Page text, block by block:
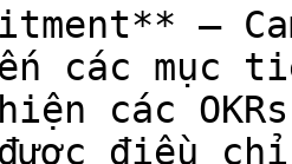
–
các mục
các
điều